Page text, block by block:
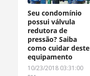
Seu condomínio
possui válvula
redutora de
pressão? Saiba
como cuidar deste
equipamento
10/23/2018 03:31:00